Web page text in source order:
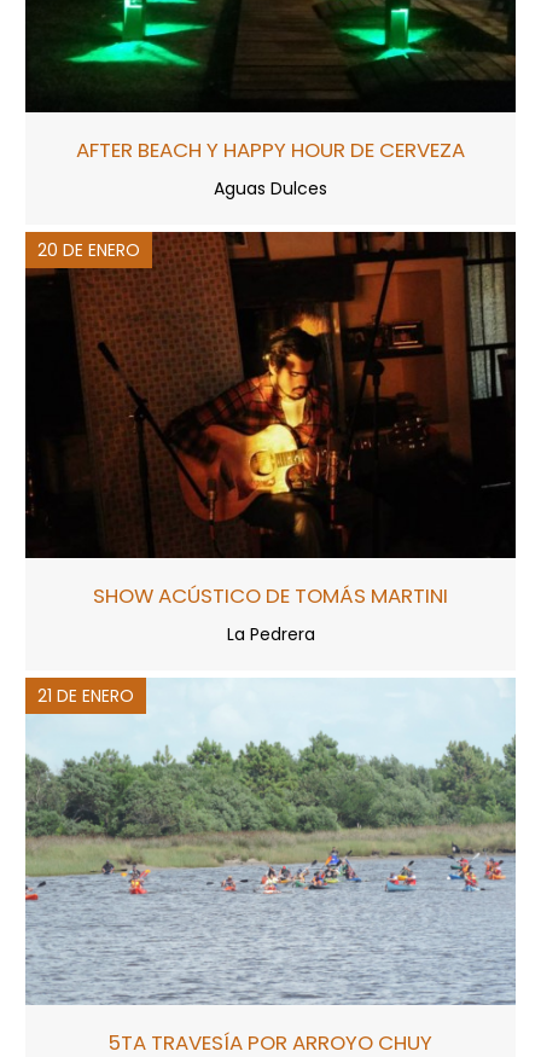
AFTER BEACH Y HAPPY HOUR DE CERVEZA
Aguas Dulces
20 DE ENERO
SHOW ACÚSTICO DE TOMÁS MARTINI
La Pedrera
21 DE ENERO
5TA TRAVESÍA POR ARROYO CHUY